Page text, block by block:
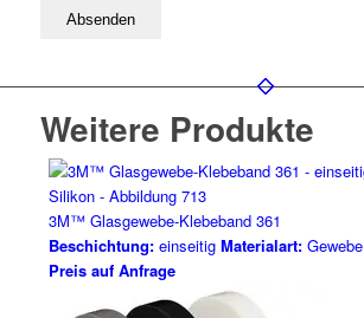
Bitte lassen Sie dieses Feld leer
Weitere Produkte
3M™ Glasgewebe-Klebeband 361
Beschichtung:einseitig Materialart:Gewebe
Preis auf Anfrage